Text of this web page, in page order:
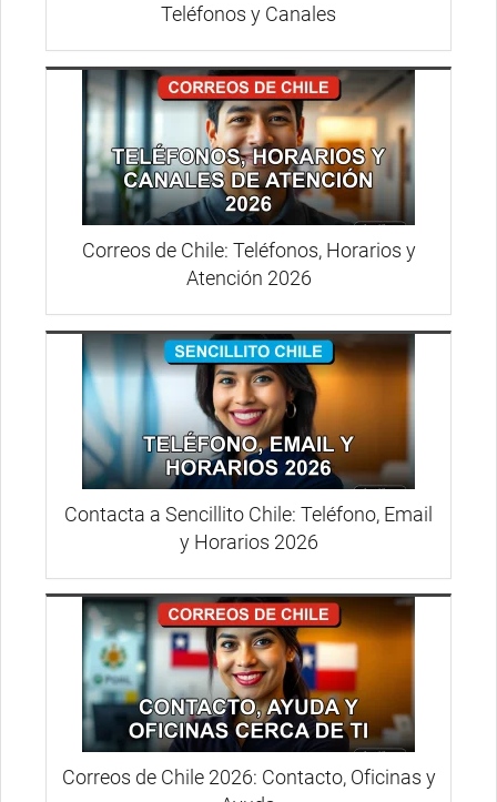
Teléfonos y Canales
Correos de Chile: Teléfonos, Horarios y
Atención 2026
Contacta a Sencillito Chile: Teléfono, Email
y Horarios 2026
Correos de Chile 2026: Contacto, Oficinas y